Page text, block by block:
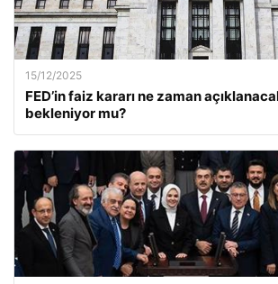
15/12/2025
FED’in faiz kararı ne zaman
bekleniyor mu?